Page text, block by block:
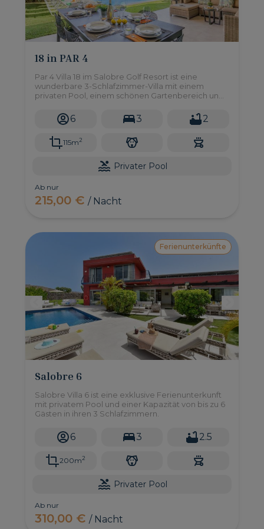
18 in PAR 4
Par 4 Villa 18 im Salobre Golf Resort ist eine
wunderbare 3-Schlafzimmer-Villa mit einem
privaten Pool, einem schönen Gartenbereich und
speisen und den Blick auf den Golfplatz genießen
können. 6 3 2
115m2
Privater Pool
Ab nur
215,00 €/ Nacht
Ferienunterkünfte
Salobre 6
Salobre Villa 6 ist eine exklusive Ferienunterkunft
mit privatem Pool und einer Kapazität von bis zu 6
Gästen in ihren 3 Schlafzimmern.
6 3 2.5
200m2
Privater Pool
Ab nur
310,00 €/ Nacht